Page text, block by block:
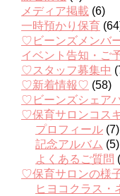
メディア掲載 (6)
一時預かり保育
♡ビーンズメンバ
イベント告知・ご
♡スタッフ募集中
♡新着情報♡ (58)
♡ビーンズシェア
♡保育サロンコス
プロフィール (7)
記念アルバム (5)
よくあるご質問
♡保育サロンの様
ヒヨコクラス・